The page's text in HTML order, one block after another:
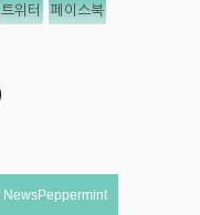
트위터 페이스북
NewsPeppermint